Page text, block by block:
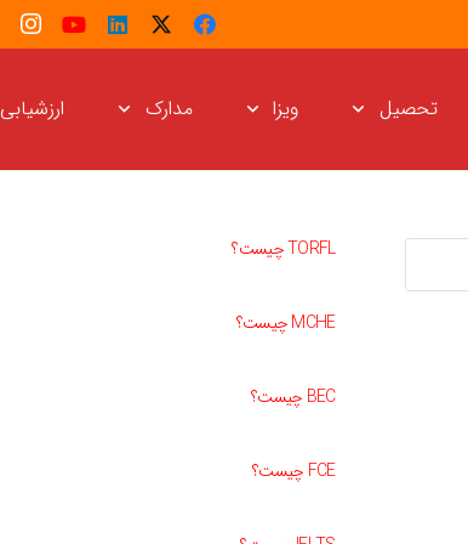
تحصیل ویزا مدارک ارزشیابی
TORFL چیست؟
MCHE چیست؟
BEC چیست؟
FCE چیست؟